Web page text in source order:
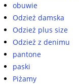
obuwie
Odzież damska
Odzież plus size
Odzież z denimu
pantone
paski
Piżamy